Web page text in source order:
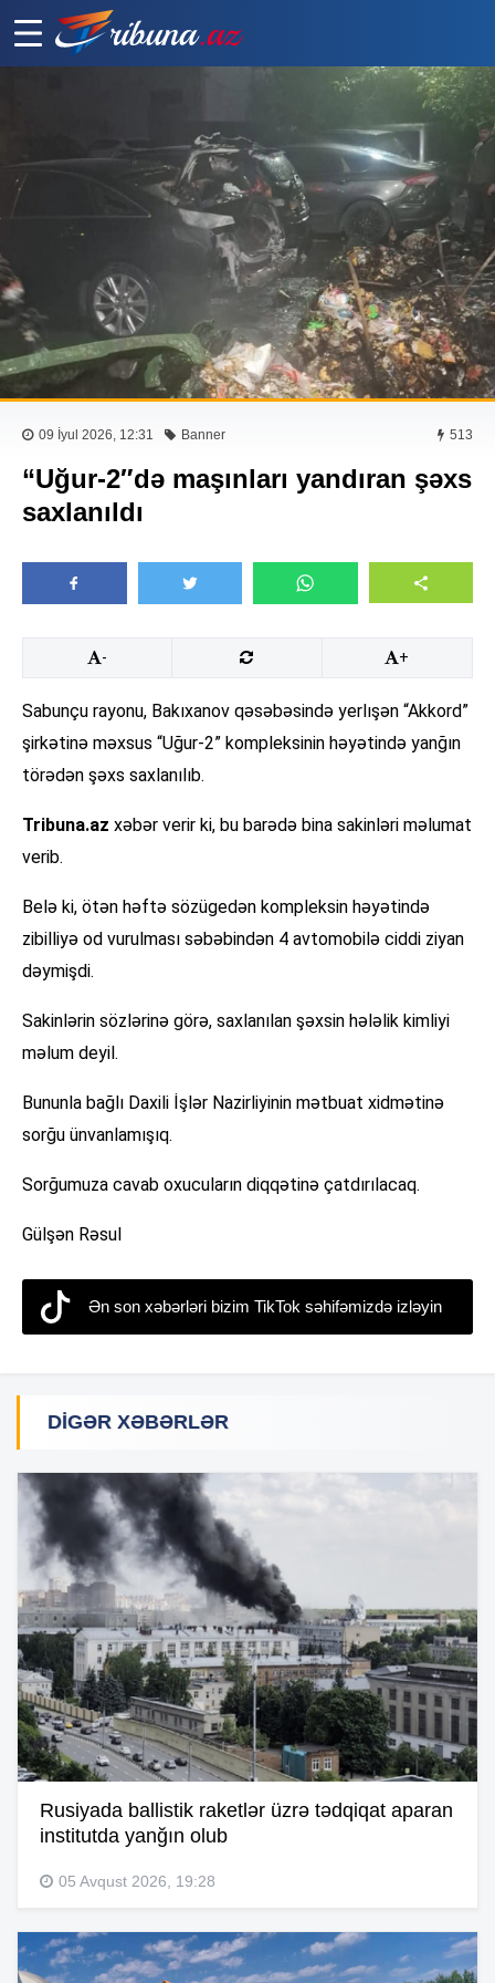
09 İyul 2026, 12:31 Banner 513
“Uğur-2″də maşınları yandıran şəxs
saxlanıldı
- +
Sabunçu rayonu, Bakıxanov qəsəbəsində yerlışən “Akkord”
şirkətinə məxsus “Uğur-2” kompleksinin həyətində yanğın
törədən şəxs saxlanılıb.
Tribuna.az xəbər verir ki, bu barədə bina sakinləri məlumat
verib.
Belə ki, ötən həftə sözügedən kompleksin həyətində
zibilliyə od vurulması səbəbindən 4 avtomobilə ciddi ziyan
dəymişdi.
Sakinlərin sözlərinə görə, saxlanılan şəxsin hələlik kimliyi
məlum deyil.
Bununla bağlı Daxili İşlər Nazirliyinin mətbuat xidmətinə
sorğu ünvanlamışıq.
Sorğumuza cavab oxucuların diqqətinə çatdırılacaq.
Gülşən Rəsul
Ən son xəbərləri bizim TikTok səhifəmizdə izləyin
DIGƏR XƏBƏRLƏR
Rusiyada ballistik raketlər üzrə tədqiqat aparan
institutda yanğın olub
05 Avqust 2026, 19:28